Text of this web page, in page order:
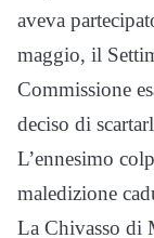
aveva
maggio, il
Commissione
deciso di
L’ennesimo
maledizione
La Chivasso di